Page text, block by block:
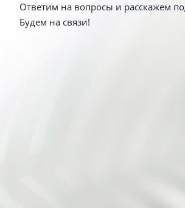
Ответим на вопросы и расскажем
Будем на связи!